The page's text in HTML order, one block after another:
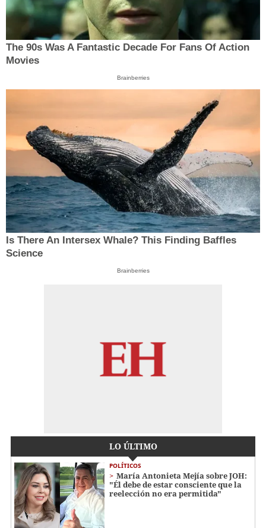
The 90s Was A Fantastic Decade For Fans Of Action
Movies
Brainberries
Is There An Intersex Whale? This Finding Baffles
Science
Brainberries
LO ÚLTIMO
POLÍTICOS
María Antonieta Mejía sobre JOH:
"Él debe de estar consciente que la
reelección no era permitida"